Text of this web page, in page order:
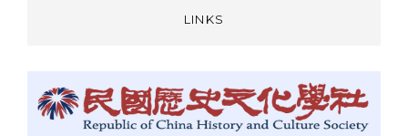
LINKS